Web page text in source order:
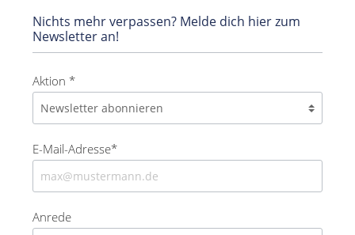
Nichts mehr verpassen? Melde dich hier zum
Newsletter an!
Aktion *
E-Mail-Adresse*
Anrede